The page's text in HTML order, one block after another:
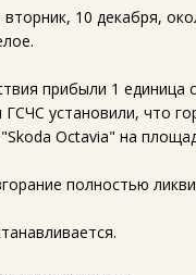
10 декабря,
прибыли 1 единица
ГСЧС установили, что
Octavia" на
полностью